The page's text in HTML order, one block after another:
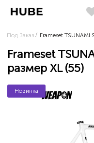
Под Заказ Frameset TSUNAMI
Frameset
размер XL (55)
Новинка